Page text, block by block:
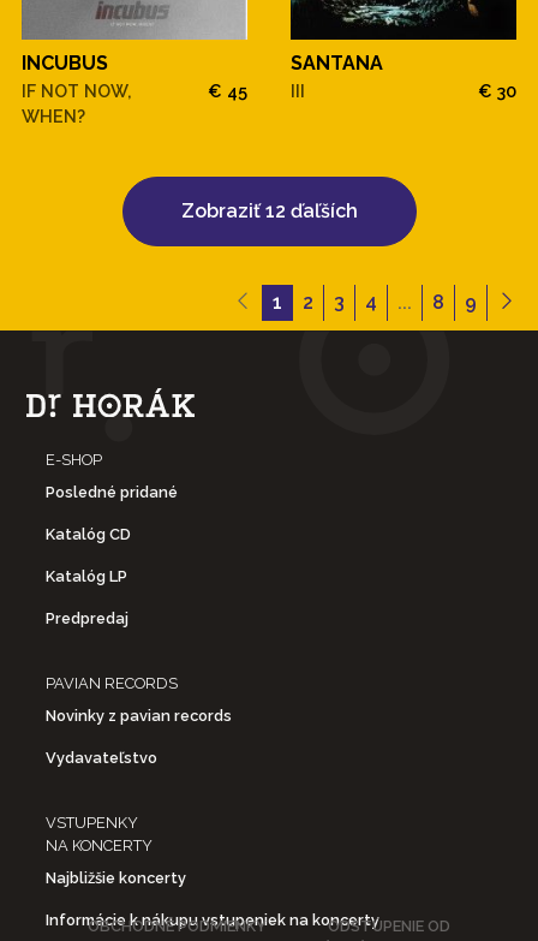
INCUBUS
IF NOT NOW,
WHEN?
€ 45
SANTANA
III € 30
Zobraziť 12 ďaľších
1 2 3 4 ... 8 9
E-SHOP
Posledné pridané
Katalóg CD
Katalóg LP
Predpredaj
PAVIAN RECORDS
Novinky z pavian records
Vydavateľstvo
VSTUPENKY
NA KONCERTY
Najbližšie koncerty
Informácie k nákupu vstupeniek na koncerty
OBCHODNÉ PODMIENKY
ODSTÚPENIE OD